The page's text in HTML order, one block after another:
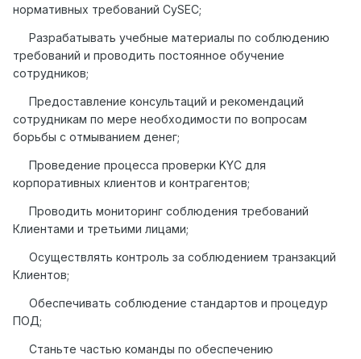
нормативных требований CySEC;
Разрабатывать учебные материалы по соблюдению
требований и проводить постоянное обучение
сотрудников;
Предоставление консультаций и рекомендаций
сотрудникам по мере необходимости по вопросам
борьбы с отмыванием денег;
Проведение процесса проверки KYC для
корпоративных клиентов и контрагентов;
Проводить мониторинг соблюдения требований
Клиентами и третьими лицами;
Осуществлять контроль за соблюдением транзакций
Клиентов;
Обеспечивать соблюдение стандартов и процедур
ПОД;
Станьте частью команды по обеспечению